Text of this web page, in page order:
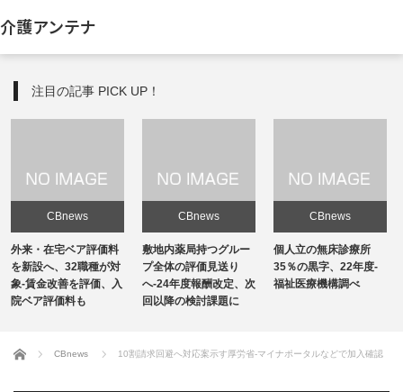
介護アンテナ
注目の記事 PICK UP！
CBnews
敷地内薬局持つグルー
プ全体の評価見送り
へ-24年度報酬改定、次
回以降の検討課題に
CBnews
個人立の無床診療所
35％の黒字、22年度-
福祉医療機構調べ
CBnews
個人立の無床診療所
35％の黒字、22年度-
福祉医療機構調べ
ホーム CBnews 10割請求回避へ対応案示す厚労省-マイナポータルなどで加入確認